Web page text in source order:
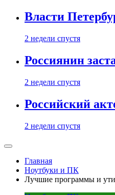
Власти
2 недели спустя
Россиянин
2 недели спустя
Российский
2 недели спустя
Главная
Ноутбуки и ПК
Лучшие программы и